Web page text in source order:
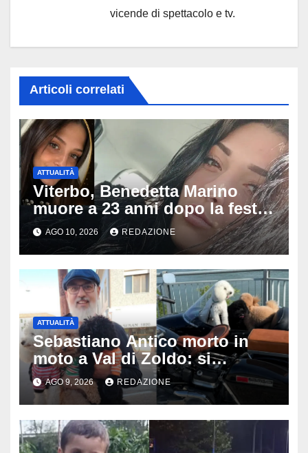
vicende di spettacolo e tv.
Articoli correlati
ATTUALITÀ
Viterbo, Benedetta Marino
muore a 23 anni dopo la festa
di compleanno: trovata senza
vita nell’ex consorzio, è giallo
sulle ultime ore
AGO 10, 2026 REDAZIONE
ATTUALITÀ
Sebastiano Antico morto in
moto a Val di Zoldo: si
schianta con il sidecar, salvi i
due cagnolini
AGO 9, 2026 REDAZIONE